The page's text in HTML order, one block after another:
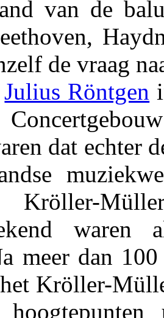
van de
de vraag
Julius Röntgen
dat echter
meer dan
Kröller-